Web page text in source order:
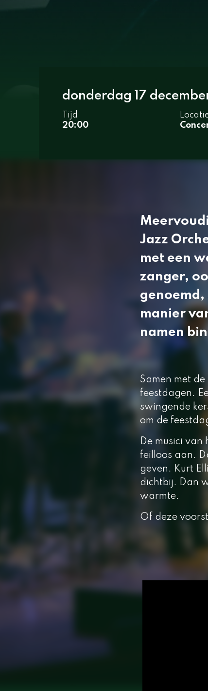
donderdag 17
Tijd
20:00
Jazz
met een
zanger,
genoemd,
manier
namen
Samen met
feestdagen.
swingende
om de
De musici
feilloos aan.
geven. Kurt
dichtbij. Dan
warmte.
Of deze